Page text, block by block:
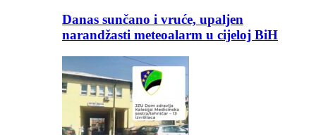
Danas sunčano i vruće, upaljen
narandžasti meteoalarm u cijeloj BiH